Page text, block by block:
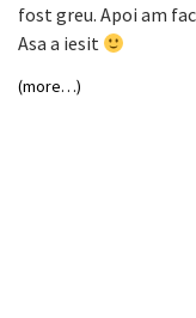
fost greu. Apoi am
Asa a iesit
(more…)